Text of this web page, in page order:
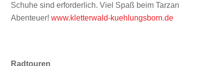
Schuhe sind erforderlich. Viel Spaß beim Tarzan
Abenteuer!www.kletterwald-kuehlungsborn.de
Radtouren